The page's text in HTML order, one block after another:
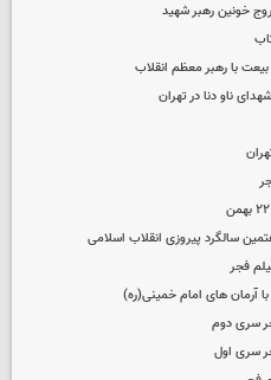
خونین رهبر شهید
با رهبر معظم انقلاب
ناو دنا در تهران
سالگرد پیروزی انقلاب اسلامی
فجر
آرمان های امام خمینی(ره)
سری دوم
سری اول